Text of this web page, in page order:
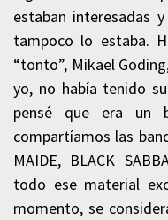
estaban interesadas
tampoco lo estaba.
“tonto”, Mikael
yo, no había tenido
pensé que era un
compartíamos las
MAIDE, BLACK
todo ese material
momento, se